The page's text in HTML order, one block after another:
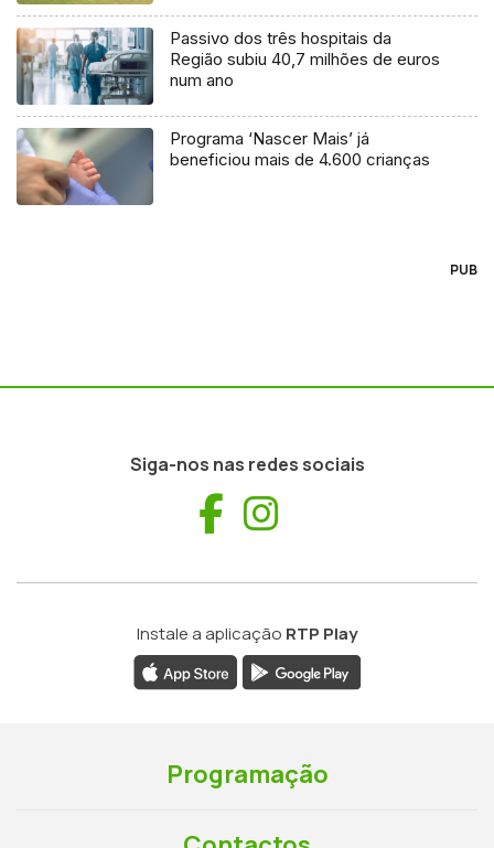
Passivo dos três hospitais da
Região subiu 40,7 milhões de euros
num ano
Programa ‘Nascer Mais’ já
beneficiou mais de 4.600 crianças
PUB
Siga-nos nas redes sociais
Facebook
Instale a aplicação RTP Play
Programação